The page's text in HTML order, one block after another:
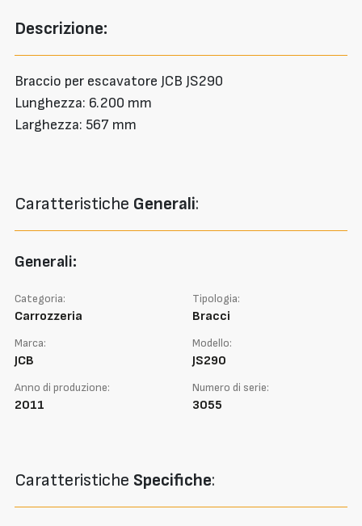
Descrizione:
Braccio per escavatore JCB JS290
Lunghezza: 6.200 mm
Larghezza: 567 mm
Caratteristiche Generali:
Generali:
Categoria:
Carrozzeria
Tipologia:
Bracci
Marca:
JCB
Modello:
JS290
Anno di produzione:
2011
Numero di serie:
3055
Caratteristiche Specifiche: